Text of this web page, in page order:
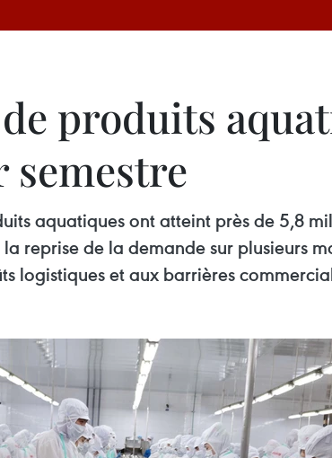
produits
semestre
aquatiques ont atteint près de 5,8
reprise de la demande sur plusieurs
logistiques et aux barrières